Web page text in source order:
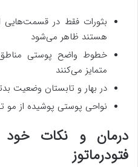
بثورات فقط در
هستند ظاهر می‌شود
خطوط واضح پوستی مناطق
متمایز می‌کنند
در بهار و تابستان وضعیت
نواحی پوستی پوشیده از مو
درمان و نکات
فتودرماتوز